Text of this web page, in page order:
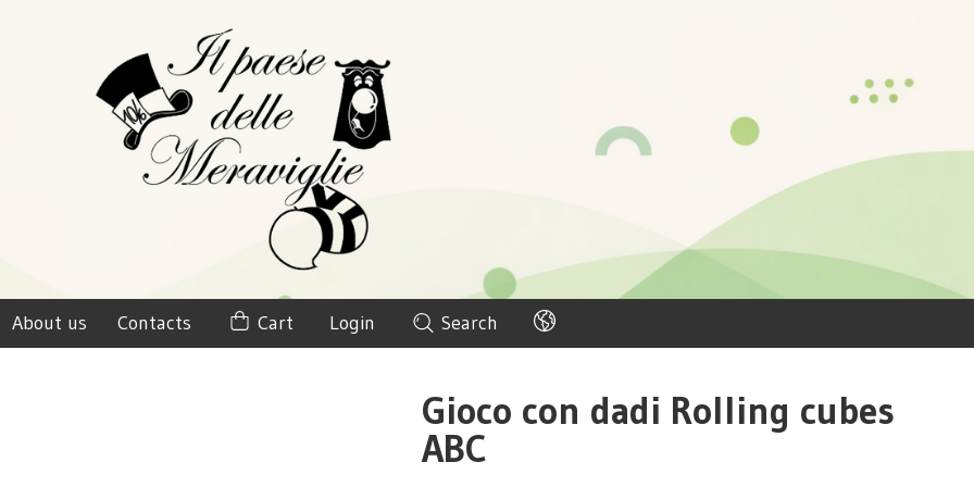
About us Contacts Cart Login Search
Gioco con dadi Rolling cubes
ABC